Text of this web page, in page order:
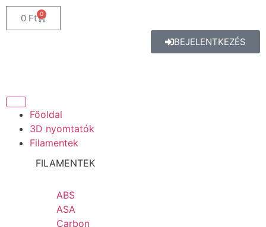
0 Ft 0
BEJELENTKEZÉS
Főoldal
3D nyomtatók
Filamentek
FILAMENTEK
ABS
ASA
Carbon